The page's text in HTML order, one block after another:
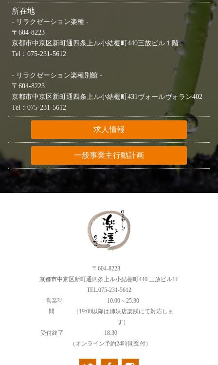
所在地
- リラクゼーション楽種 -
〒604-8223
京都市中京区新町通四条上ル小結棚町440三放ビル１階
Tel：075-231-5612
- リラクゼーション楽種別館 -
〒604-8223
京都市中京区新町通四条上ル小結棚町431ヴォールヴォラン402
Tel：075-231-5612
求人情報
一般事業主行動計画
〒604-8223
京都市中京区新町通四条上ル小結棚町440 三放ビル1F
TEL.075-231-5612
営業時
間
10:00～25:30
（19:00以降は姉妹店楽朕にて対応しま
す）
受付終了
18:30
（オンライン予約24時間受付）